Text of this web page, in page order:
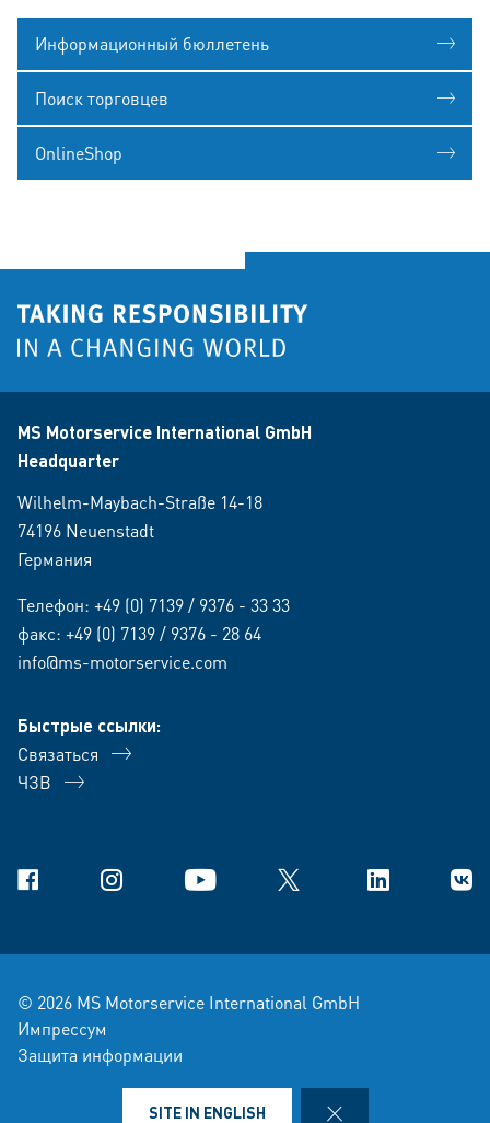
Информационный бюллетень
Поиск торговцев
OnlineShop
MS Motorservice International GmbH
Headquarter
Wilhelm-Maybach-Straße 14-18
74196 Neuenstadt
Германия
Телефон: +49 (0) 7139 / 9376 - 33 33
факс: +49 (0) 7139 / 9376 - 28 64
info@ms-motorservice.com
Быстрые ссылки:
Связаться
ЧЗВ
Facebook Instagram YouTube X Linkedin В
© 2026 MS Motorservice International GmbH
Импрессум
Защита информации
Правовая оговоркаSITE IN ENGLISH CLOSE